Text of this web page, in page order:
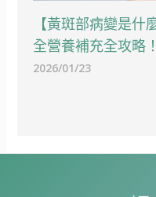
【黃斑部病變是
全營養補充全攻略！
2026/01/23